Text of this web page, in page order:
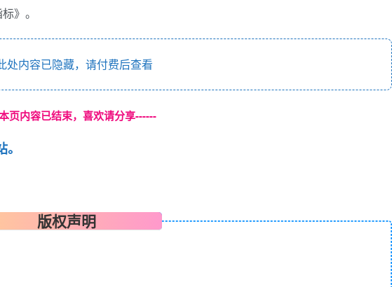
》。
处内容已隐藏，请付费后查看
页内容已结束，喜欢请分享------
版权声明